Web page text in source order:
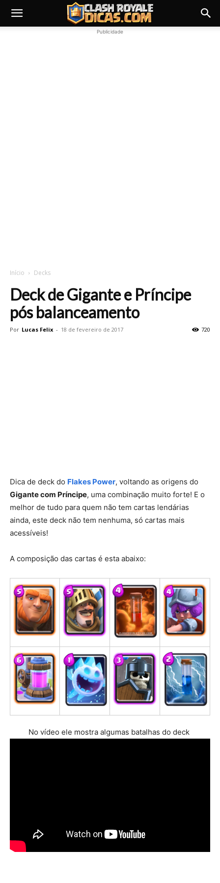
Publicidade
Início Decks
Deck de Gigante e Príncipe
pós balanceamento
Por Lucas Felix - 18 de fevereiro de 2017 720
Dica de deck do Flakes Power, voltando as origens do
Gigante com Príncipe, uma combinação muito forte! E o
melhor de tudo para quem não tem cartas lendárias
ainda, este deck não tem nenhuma, só cartas mais
acessíveis!
A composição das cartas é esta abaixo:
No vídeo ele mostra algumas batalhas do deck